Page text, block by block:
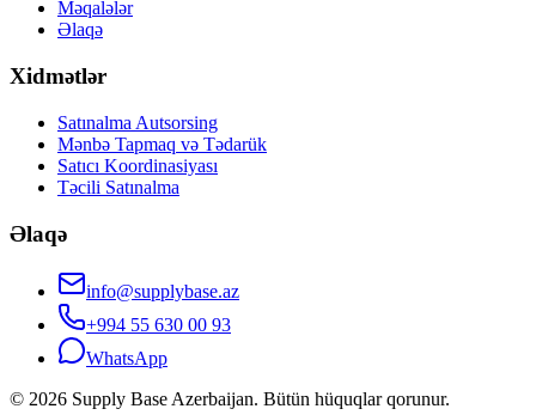
Məqalələr
Əlaqə
Xidmətlər
Satınalma Autsorsing
Mənbə Tapmaq və Tədarük
Satıcı Koordinasiyası
Təcili Satınalma
Əlaqə
info@supplybase.az
+994 55 630 00 93
WhatsApp
© 2026 Supply Base Azerbaijan. Bütün hüquqlar qorunur.